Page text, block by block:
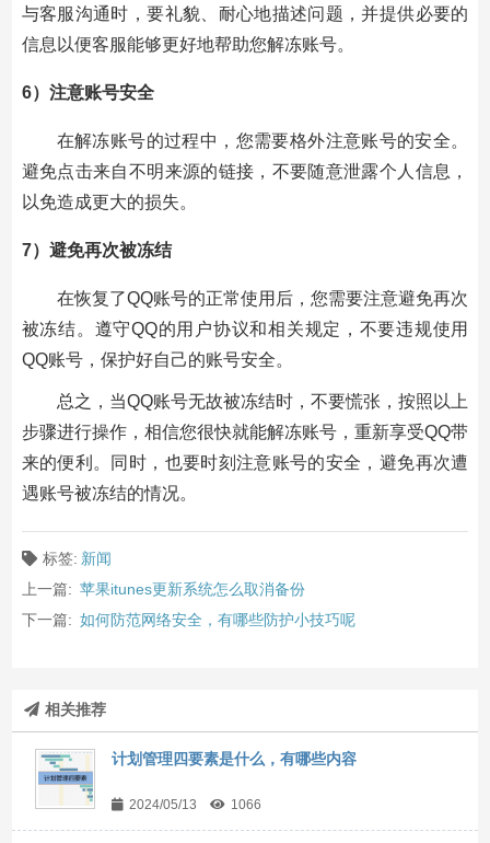
与客服沟通时，要礼貌、耐心地描述问题，并提供必要的
信息以便客服能够更好地帮助您解冻账号。
6）注意账号安全
在解冻账号的过程中，您需要格外注意账号的安全。
避免点击来自不明来源的链接，不要随意泄露个人信息，
以免造成更大的损失。
7）避免再次被冻结
在恢复了QQ账号的正常使用后，您需要注意避免再次
被冻结。遵守QQ的用户协议和相关规定，不要违规使用
QQ账号，保护好自己的账号安全。
总之，当QQ账号无故被冻结时，不要慌张，按照以上
步骤进行操作，相信您很快就能解冻账号，重新享受QQ带
来的便利。同时，也要时刻注意账号的安全，避免再次遭
遇账号被冻结的情况。
标签: 新闻
上一篇: 苹果itunes更新系统怎么取消备份
下一篇: 如何防范网络安全，有哪些防护小技巧呢
相关推荐
计划管理四要素是什么，有哪些内容
2024/05/13 1066